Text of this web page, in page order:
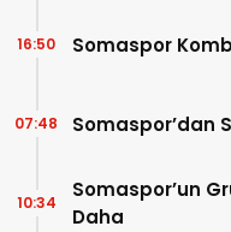
Somaspor
16:50
Somaspor’dan
07:48
Somaspor’un
Daha
10:34